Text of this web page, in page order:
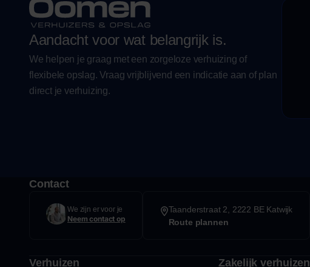
Aandacht voor wat belangrijk is.
We helpen je graag met een zorgeloze verhuizing of
flexibele opslag. Vraag vrijblijvend een indicatie aan of plan
direct je verhuizing.
Contact
We zijn er voor je
Neem contact op
Taanderstraat 2, 2222 BE Katwijk
Route plannen
Verhuizen Zakelijk verhuizen